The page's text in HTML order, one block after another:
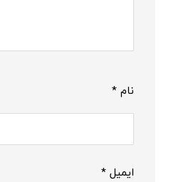
نام*
ایمیل*